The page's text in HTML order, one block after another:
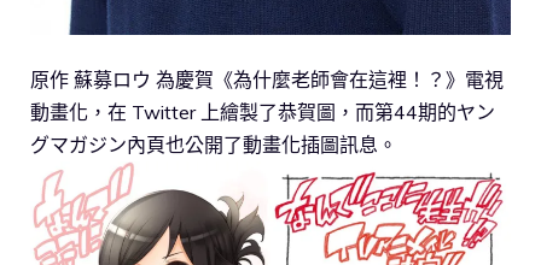
原作 蘇募ロウ 為慶賀《為什麼老師會在這裡！？》電視
動畫化，在 Twitter 上繪製了恭賀圖，而第44期的ヤン
グマガジン內頁也公開了動畫化插圖訊息。